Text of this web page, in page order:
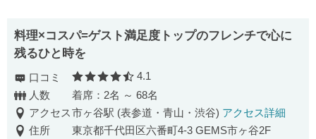
料理×コスパ=ゲスト満足度トップのフレンチで心に
残るひと時を
口コミ 口コミ評価
4.1
人数
着席：2名 ～ 68名
アクセス市ヶ谷駅 (表参道・青山・渋谷) アクセス詳細
住所
東京都千代田区六番町4-3 GEMS市ヶ谷2F